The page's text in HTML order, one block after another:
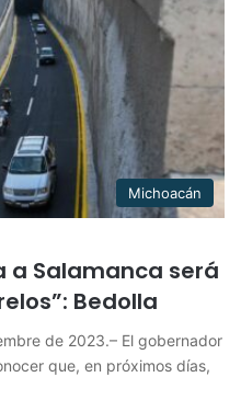
Michoacán
a Salamanca será
Bedolla
de 2023.– El gobernador
que, en próximos días,